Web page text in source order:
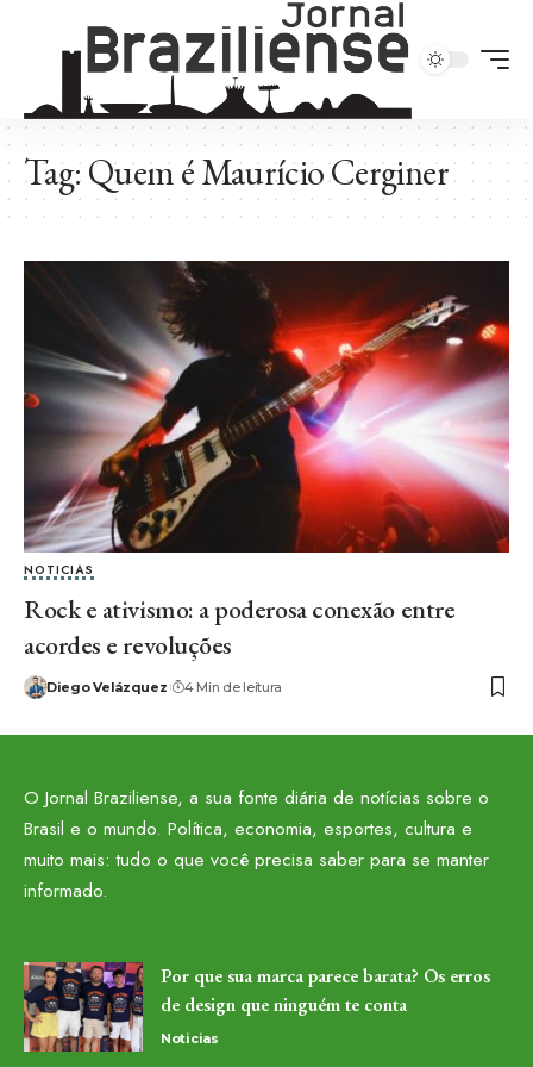
Tag:Quem é Maurício Cerginer
NOTICIAS
Rock e ativismo: a poderosa conexão entre
acordes e revoluções
Diego Velázquez 4 Min de leitura
O Jornal Braziliense, a sua fonte diária de notícias sobre o
Brasil e o mundo. Política, economia, esportes, cultura e
muito mais: tudo o que você precisa saber para se manter
informado.
Por que sua marca parece barata? Os erros
de design que ninguém te conta
Noticias